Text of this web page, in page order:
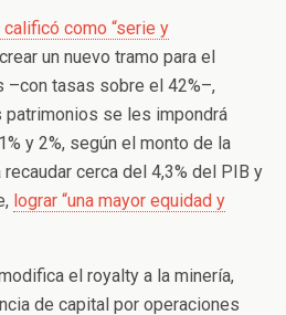
calificó como “serie y
un nuevo tramo para el
–con tasas sobre el 42%–,
patrimonios se les impondrá
y 2%, según el monto de la
cerca del 4,3% del PIB y
lograr “una mayor equidad y
el royalty a la minería,
de capital por operaciones